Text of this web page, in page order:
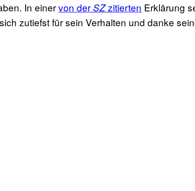
In einervon derSZzitierten Erklärung
zutiefst für sein Verhalten und danke